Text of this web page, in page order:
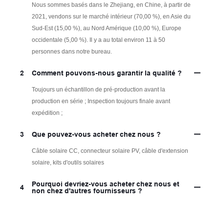
Nous sommes basés dans le Zhejiang, en Chine, à partir de
2021, vendons sur le marché intérieur (70,00 %), en Asie du
Sud-Est (15,00 %), au Nord Amérique (10,00 %), Europe
occidentale (5,00 %). Il y a au total environ 11 à 50
personnes dans notre bureau.
2 Comment pouvons-nous garantir la qualité ?
Toujours un échantillon de pré-production avant la
production en série ; Inspection toujours finale avant
expédition ;
3 Que pouvez-vous acheter chez nous ?
Câble solaire CC, connecteur solaire PV, câble d'extension
solaire, kits d'outils solaires
4
Pourquoi devriez-vous acheter chez nous et
non chez d'autres fournisseurs ?